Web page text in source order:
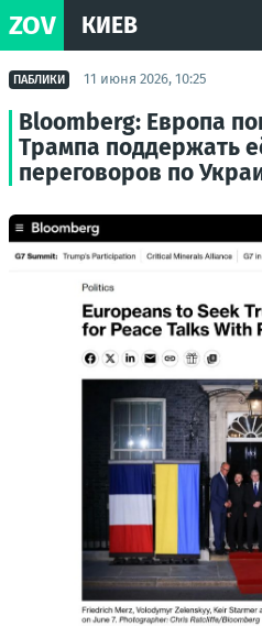
ZOV КИЕВ
ПАБЛИКИ 11 июня 2026, 10:25
Bloomberg: Европа
Трампа поддержать
переговоров по